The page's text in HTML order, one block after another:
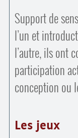
Support de
l’un et
l’autre, ils ont
participation
conception ou
Les jeux